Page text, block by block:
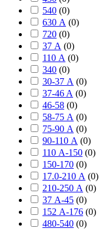
540 (0)
630 А (0)
720 (0)
37 А (0)
110 А (0)
340 (0)
30-37 А (0)
37-46 A (0)
46-58 (0)
58-75 А (0)
75-90 А (0)
90-110 А (0)
110 А-150 (0)
150-170 (0)
17.0-210 А (0)
210-250 А (0)
37 А-45 (0)
152 А-176 (0)
480-540 (0)